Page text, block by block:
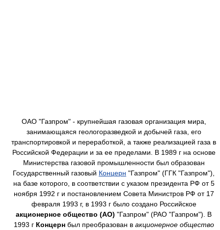
ОАО "Газпром" - крупнейшая газовая организация мира,
занимающаяся геологоразведкой и добычей газа, его
транспортировкой и переработкой, а также реализацией газа в
Российской Федерации и за ее пределами. В 1989 г на основе
Министерства газовой промышленности был образован
Государственный газовый Концерн "Газпром" (ГГК "Газпром"),
на базе которого, в соответствии с указом президента РФ от 5
ноября 1992 г и постановлением Совета Министров РФ от 17
февраля 1993 г, в 1993 г было создано Российское
акционерное общество (АО) "Газпром" (РАО "Газпром"). В
1993 г Концернбыл преобразован в акционерное общество